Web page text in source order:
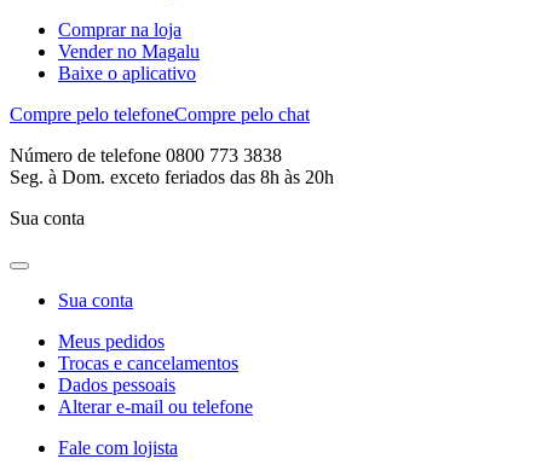
Comprar na loja
Vender no Magalu
Baixe o aplicativo
Compre pelo telefoneCompre pelo chat
Número de telefone 0800 773 3838
Seg. à Dom. exceto feriados das 8h às 20h
Sua conta
Sua conta
Meus pedidos
Trocas e cancelamentos
Dados pessoais
Alterar e-mail ou telefone
Fale com lojista